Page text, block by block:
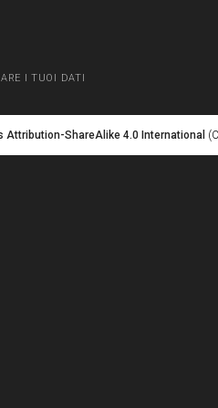
I TUOI DATI
Attribution-ShareAlike 4.0 International